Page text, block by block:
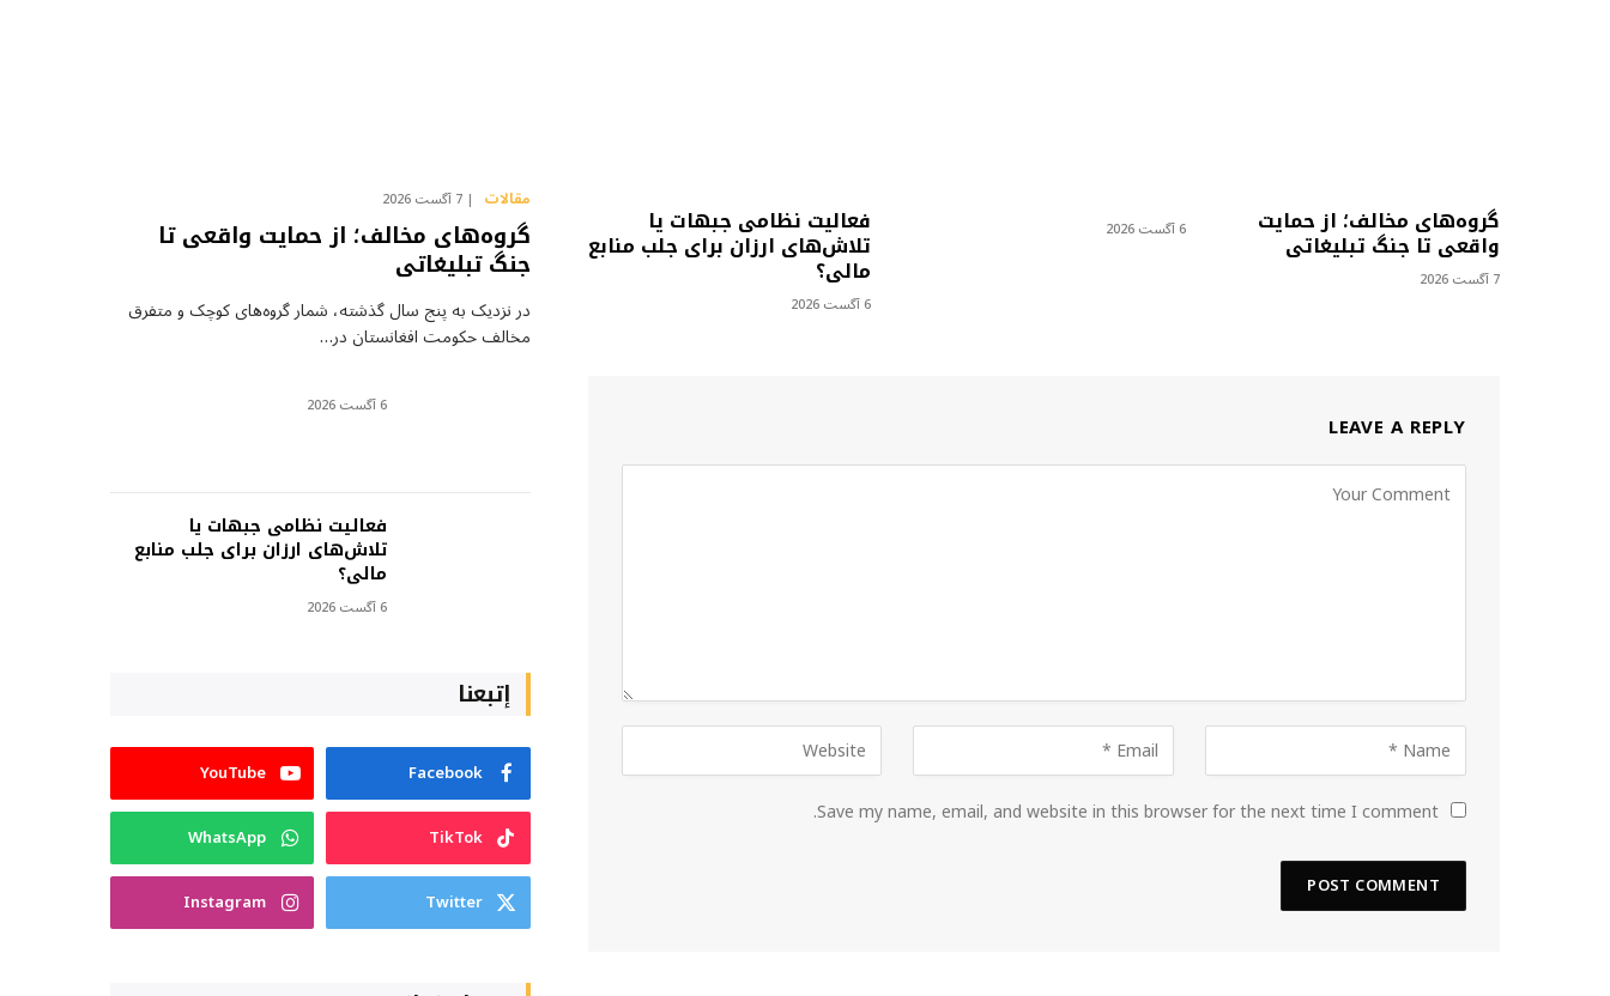
گروه‌های مخالف؛ از حمایت
واقعی تا جنگ تبلیغاتی
7 آگست 2026
6 آگست 2026 فعالیت نظامی جبهات یا
تلاش‌های ارزان برای جلب منابع
مالی؟
6 آگست 2026
LEAVE A REPLY
Save my name, email, and website in this browser for the next time I comment.
مقالات 7 آگست 2026
گروه‌های مخالف؛ از حمایت واقعی تا
جنگ تبلیغاتی
در نزدیک به پنج سال گذشته، شمار گروه‌های کوچک و متفرق
مخالف حکومت افغانستان در…
6 آگست 2026
فعالیت نظامی جبهات یا
تلاش‌های ارزان برای جلب منابع
مالی؟
6 آگست 2026
إتبعنا
Facebook
YouTube
TikTok
WhatsApp
Twitter
Instagram